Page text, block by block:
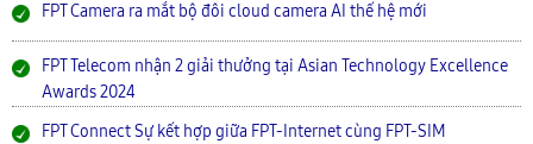
FPT Camera ra mắt bộ đôi cloud camera AI thế hệ mới
FPT Telecom nhận 2 giải thưởng tại Asian Technology Excellence
Awards 2024
FPT Connect Sự kết hợp giữa FPT-Internet cùng FPT-SIM